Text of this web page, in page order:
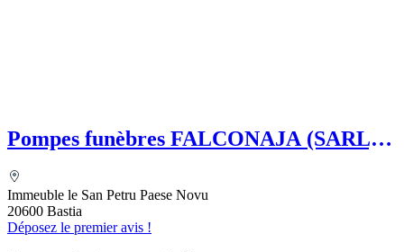
Pompes funèbres FALCONAJA (SARL)
Immeuble le San Petru Paese Novu
20600 Bastia
Déposez le premier avis !